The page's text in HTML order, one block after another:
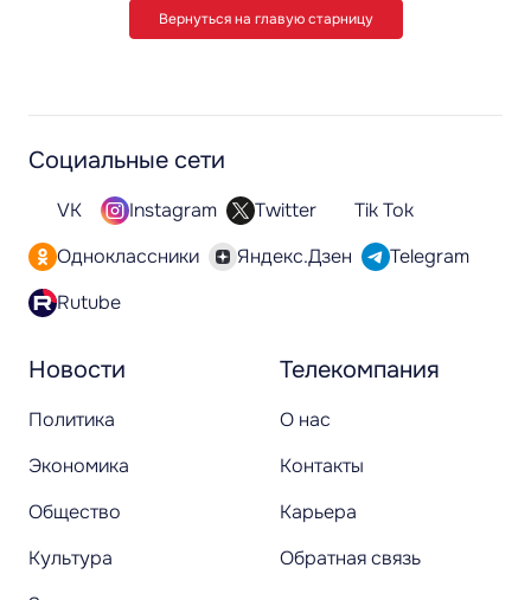
Вернуться на главую старницу
Новости
Политика
Экономика
Общество
Культура
Телекомпания
О нас
Контакты
Карьера
Обратная связь
Социальные сети
VK Instagram Twitter
Tik Tok
Одноклассники
Яндекс.Дзен
Telegram
Rutube